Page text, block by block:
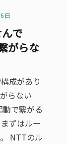
日
で
がらな
成があり
らない
で繋がる
ずはルー
NTTのル